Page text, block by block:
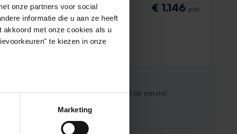
onze partners voor social
informatie die u aan ze heeft
met onze cookies als u
te kiezen in onze
Marketing
€ 1.146 p/m
al weg
te maken. Met Rent.nl ben je altijd als eerste!